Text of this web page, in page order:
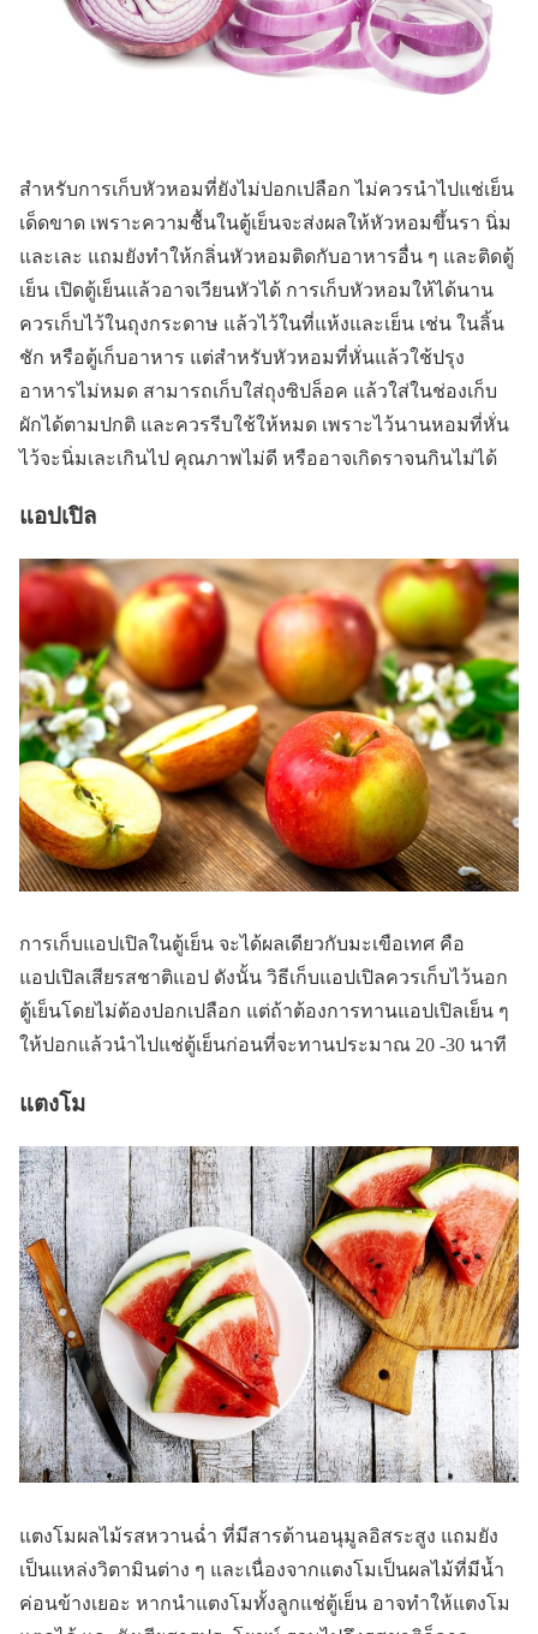
สำหรับการเก็บหัวหอมที่ยังไม่ปอกเปลือก ไม่ควรนำไปแช่เย็น
เด็ดขาด เพราะความชื้นในตู้เย็นจะส่งผลให้หัวหอมขึ้นรา นิ่ม
และเละ แถมยังทำให้กลิ่นหัวหอมติดกับอาหารอื่น ๆ และติดตู้
เย็น เปิดตู้เย็นแล้วอาจเวียนหัวได้ การเก็บหัวหอมให้ได้นาน
ควรเก็บไว้ในถุงกระดาษ แล้วไว้ในที่แห้งและเย็น เช่น ในลิ้น
ชัก หรือตู้เก็บอาหาร แต่สำหรับหัวหอมที่หั่นแล้วใช้ปรุง
อาหารไม่หมด สามารถเก็บใส่ถุงซิปล็อค แล้วใส่ในช่องเก็บ
ผักได้ตามปกติ และควรรีบใช้ให้หมด เพราะไว้นานหอมที่หั่น
ไว้จะนิ่มเละเกินไป คุณภาพไม่ดี หรืออาจเกิดราจนกินไม่ได้
แอปเปิล
การเก็บแอปเปิลในตู้เย็น จะได้ผลเดียวกับมะเขือเทศ คือ
แอปเปิลเสียรสชาติแอป ดังนั้น วิธีเก็บแอปเปิลควรเก็บไว้นอก
ตู้เย็นโดยไม่ต้องปอกเปลือก แต่ถ้าต้องการทานแอปเปิลเย็น ๆ
ให้ปอกแล้วนำไปแช่ตู้เย็นก่อนที่จะทานประมาณ 20 -30 นาที
แตงโม
แตงโมผลไม้รสหวานฉ่ำ ที่มีสารต้านอนุมูลอิสระสูง แถมยัง
เป็นแหล่งวิตามินต่าง ๆ และเนื่องจากแตงโมเป็นผลไม้ที่มีน้ำ
ค่อนข้างเยอะ หากนำแตงโมทั้งลูกแช่ตู้เย็น อาจทำให้แตงโม